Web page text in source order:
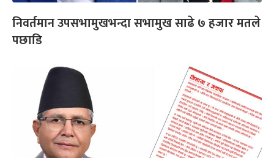
निवर्तमान उपसभामुखभन्दा सभामुख साढे ७ हजार मतले
पछाडि